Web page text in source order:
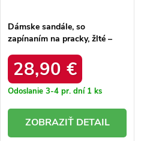
Dámske sandále, so
zapínaním na pracky, žlté –
YELLOW
28,90 €
Odoslanie 3-4 pr. dní 1 ks
DETAIL